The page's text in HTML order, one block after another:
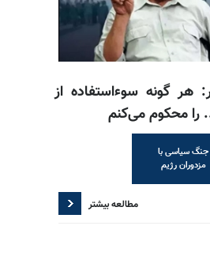
هر گونه سوءاستفاده از
را محکوم می‌کنم
جنگ سیاسی با
مزدوران رژیم
مطالعه بیشتر